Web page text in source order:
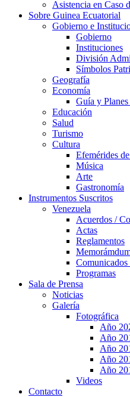
Asistencia en Caso
Sobre Guinea Ecuatorial
Gobierno e
Gobierno
Instituciones
División
Símbolos
Geografía
Economía
Guía y
Educación
Salud
Turismo
Cultura
Efemérides
Música
Arte
Gastronomía
Instrumentos Suscritos
Venezuela
Acuerdos /
Actas
Reglamentos
Programas
Sala de Prensa
Noticias
Galería
Fotográfica
Año
Año
Año
Año
Año
Videos
Contacto